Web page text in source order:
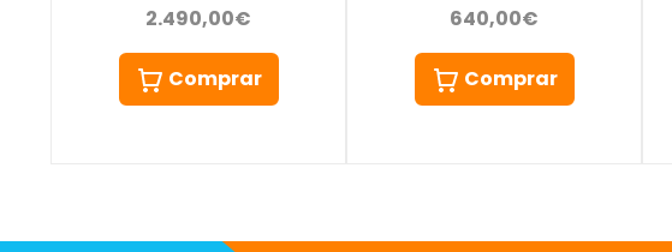
2.490,00€
Comprar
640,00€
Comprar